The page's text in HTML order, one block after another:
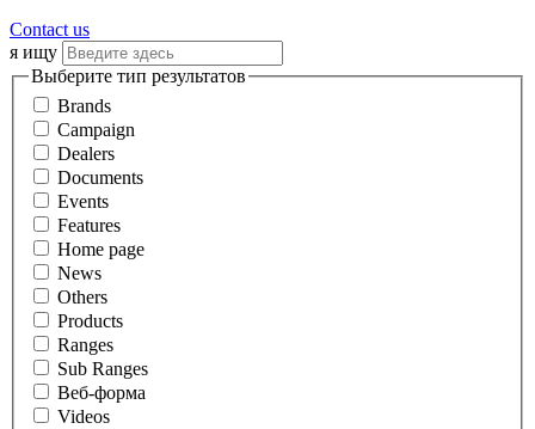
Contact us
я ищу
Выберите тип результатов
Brands
Campaign
Dealers
Documents
Events
Features
Home page
News
Others
Products
Ranges
Sub Ranges
Веб-форма
Videos